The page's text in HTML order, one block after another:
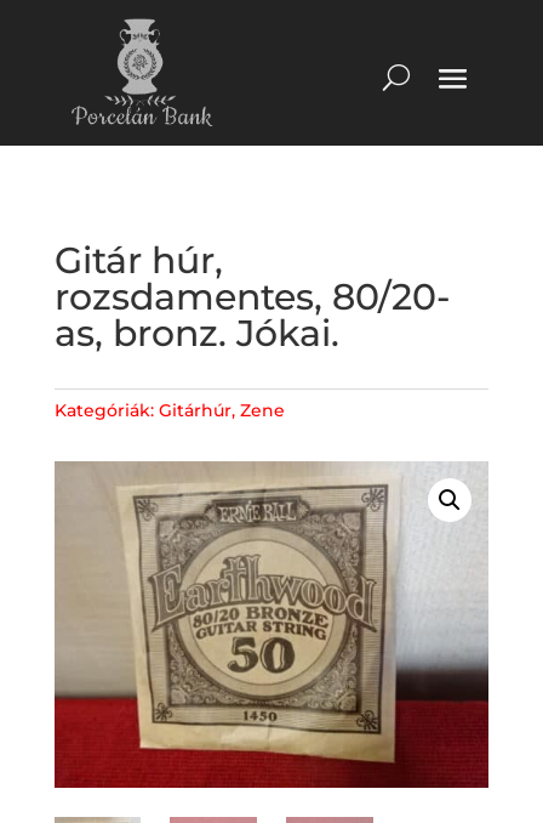
Gitár húr,
rozsdamentes, 80/20-
as, bronz. Jókai.
Kategóriák: Gitárhúr, Zene